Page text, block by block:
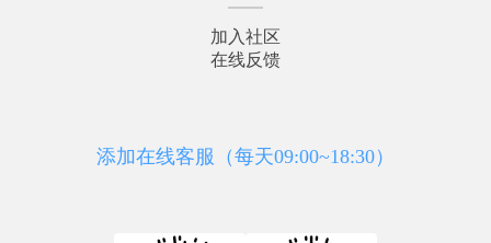
加入社区
在线反馈
添加在线客服（每天09:00~18:30）